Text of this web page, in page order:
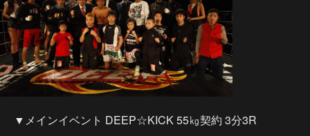
▼メインイベント DEEP☆KICK 55㎏契約 3分3R